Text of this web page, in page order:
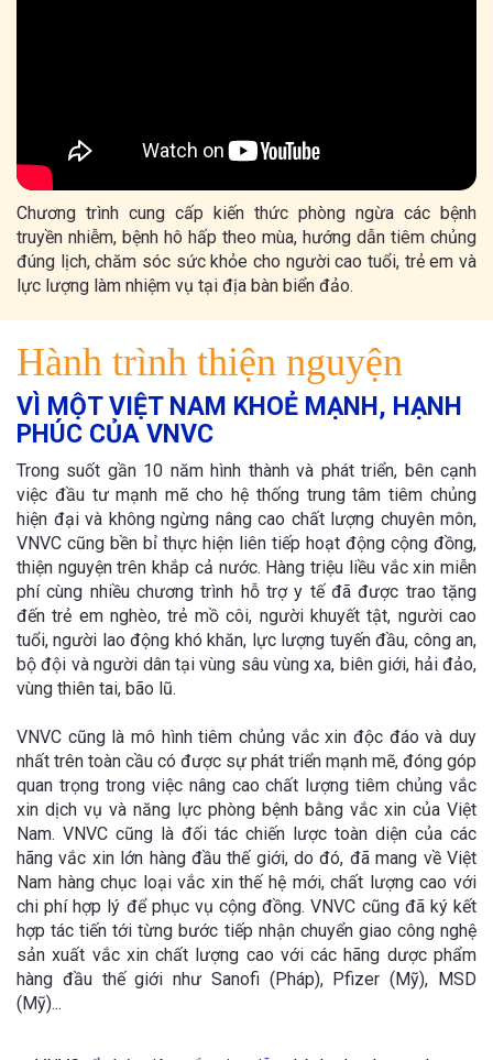
Chương trình cung cấp kiến thức phòng ngừa các bệnh
truyền nhiễm, bệnh hô hấp theo mùa, hướng dẫn tiêm chủng
đúng lịch, chăm sóc sức khỏe cho người cao tuổi, trẻ em và
lực lượng làm nhiệm vụ tại địa bàn biển đảo.
Hành trình thiện nguyện
VÌ MỘT VIỆT NAM KHOẺ MẠNH, HẠNH
PHÚC CỦA VNVC
Trong suốt gần 10 năm hình thành và phát triển, bên cạnh
việc đầu tư mạnh mẽ cho hệ thống trung tâm tiêm chủng
hiện đại và không ngừng nâng cao chất lượng chuyên môn,
VNVC cũng bền bỉ thực hiện liên tiếp hoạt động cộng đồng,
thiện nguyện trên khắp cả nước. Hàng triệu liều vắc xin miễn
phí cùng nhiều chương trình hỗ trợ y tế đã được trao tặng
đến trẻ em nghèo, trẻ mồ côi, người khuyết tật, người cao
tuổi, người lao động khó khăn, lực lượng tuyến đầu, công an,
bộ đội và người dân tại vùng sâu vùng xa, biên giới, hải đảo,
vùng thiên tai, bão lũ.
VNVC cũng là mô hình tiêm chủng vắc xin độc đáo và duy
nhất trên toàn cầu có được sự phát triển mạnh mẽ, đóng góp
quan trọng trong việc nâng cao chất lượng tiêm chủng vắc
xin dịch vụ và năng lực phòng bệnh bằng vắc xin của Việt
Nam. VNVC cũng là đối tác chiến lược toàn diện của các
hãng vắc xin lớn hàng đầu thế giới, do đó, đã mang về Việt
Nam hàng chục loại vắc xin thế hệ mới, chất lượng cao với
chi phí hợp lý để phục vụ cộng đồng. VNVC cũng đã ký kết
hợp tác tiến tới từng bước tiếp nhận chuyển giao công nghệ
sản xuất vắc xin chất lượng cao với các hãng dược phẩm
hàng đầu thế giới như Sanofi (Pháp), Pfizer (Mỹ), MSD
(Mỹ)...